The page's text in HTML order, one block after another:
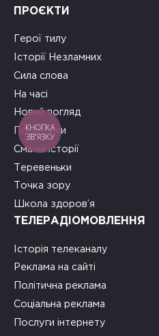
ПРОЄКТИ
Герої тилу
Історії Незламних
Сила слова
На часі
Новий погляд
Подружки
Смачні історії
Теревеньки
Точка зору
Школа здоров’я
ТЕЛЕРАДІОМОВЛЕННЯ
Історія телеканалу
Реклама на сайті
Політична реклама
Соціальна реклама
Послуги інтернету
КНОПКА
ЗВ'ЯЗКУ